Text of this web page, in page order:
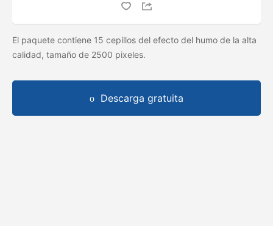
El paquete contiene 15 cepillos del efecto del humo de la alta
calidad, tamaño de 2500 pixeles.
Descarga gratuita